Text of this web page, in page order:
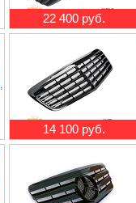
22 400 руб.
14 100 руб.